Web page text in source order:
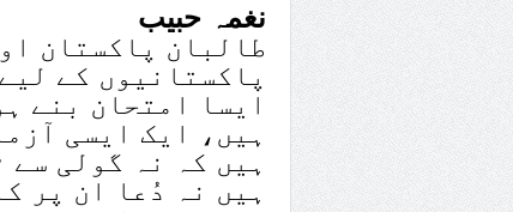
نغمہ حبیب
طالبان پاکستان
پاکستانیوں کے
ایسا امتحان بنے
ہیں، ایک ایسی
ہیں کہ نہ گولی سے
ہیں نہ دُعا ان پر